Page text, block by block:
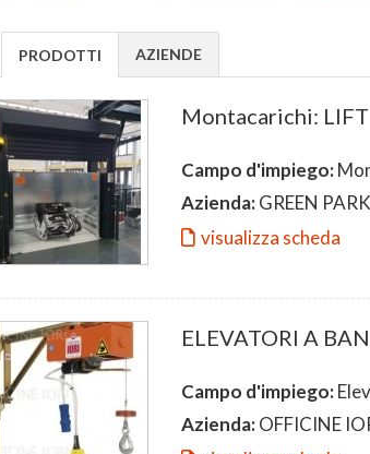
PRODOTTI AZIENDE
Montacarichi: LIFT
Campo d'impiego:
Azienda:GREEN PARK
visualizza scheda
ELEVATORI A
Campo d'impiego:
Azienda:OFFICINE